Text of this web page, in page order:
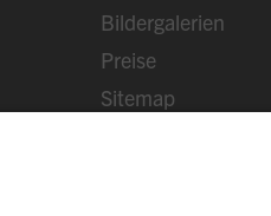
Bildergalerien
Preise
Sitemap